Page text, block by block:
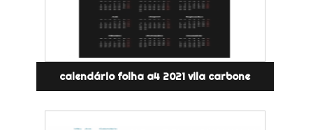
calendário folha a4 2021 vila carbone